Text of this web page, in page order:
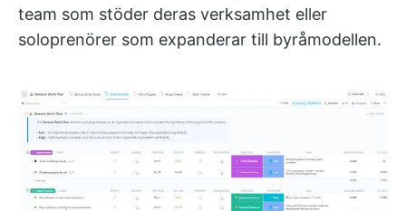
team som stöder deras verksamhet eller
soloprenörer som expanderar till byråmodellen.